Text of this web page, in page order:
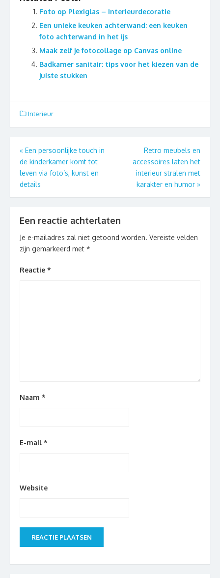
Foto op Plexiglas – Interieurdecoratie
Een unieke keuken achterwand: een keuken
foto achterwand in het ijs
Maak zelf je fotocollage op Canvas online
Badkamer sanitair: tips voor het kiezen van de
juiste stukken
Interieur
Berichtnavigatie
« Een persoonlijke touch in
de kinderkamer komt tot
leven via foto’s, kunst en
details
Retro meubels en
accessoires laten het
interieur stralen met
karakter en humor »
Een reactie achterlaten
Je e-mailadres zal niet getoond worden. Vereiste velden
zijn gemarkeerd met *
Reactie *
Naam *
E-mail *
Website